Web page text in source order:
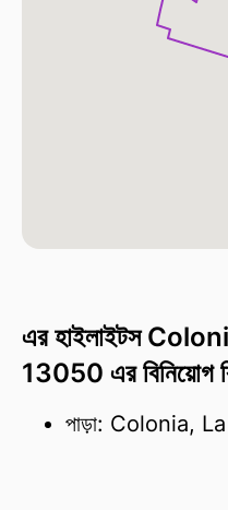
এর হাইলাইটস
13050 এর বিনিয়োগ
পাড়া: Colonia,